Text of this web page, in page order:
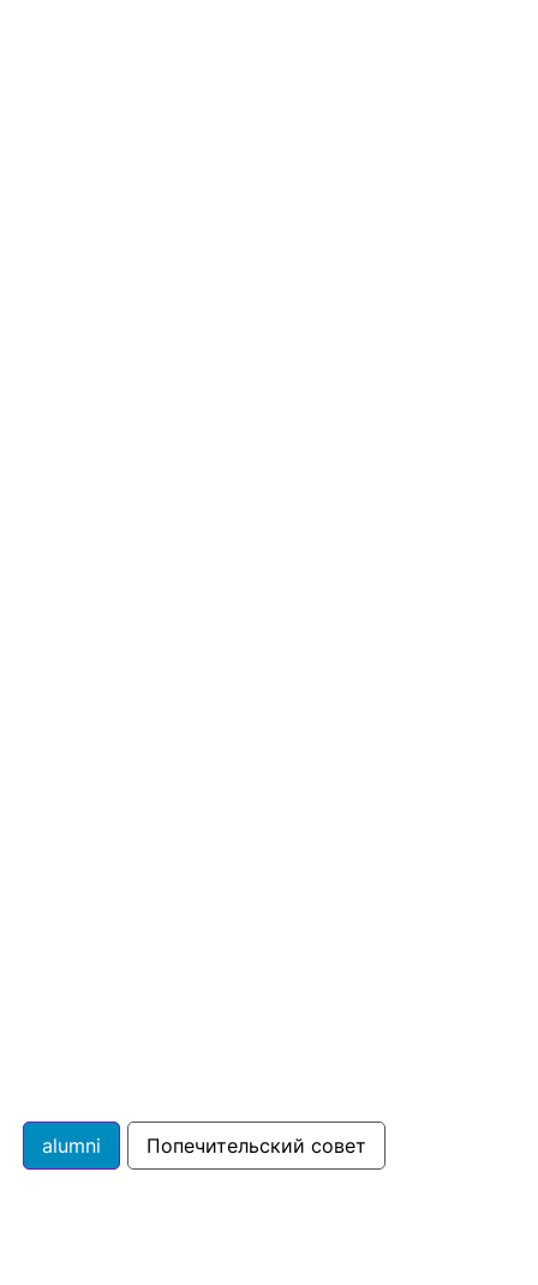
alumni Попечительский совет